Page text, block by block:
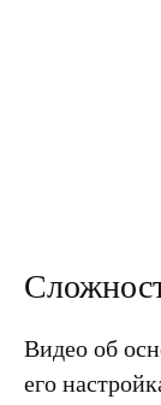
Видео об
его